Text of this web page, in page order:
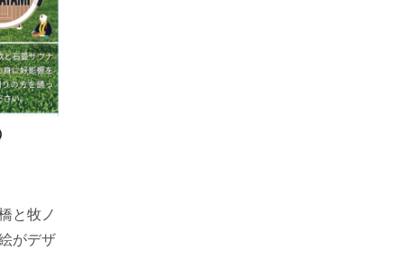
と牧ノ
がデザ